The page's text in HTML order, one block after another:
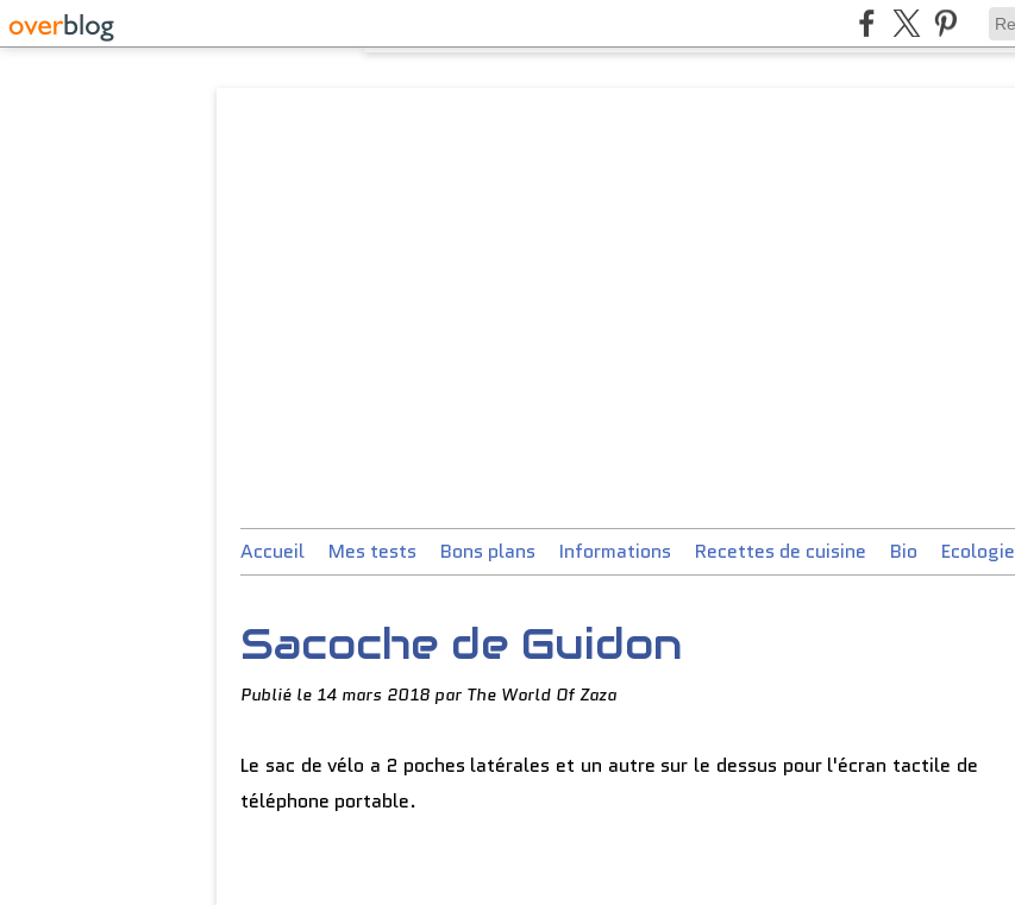
Accueil Mes tests Bons plans Informations Recettes de cuisine Bio Ecologie
Sacoche de Guidon
Publié le 14 mars 2018 par The World Of Zaza
Le sac de vélo a 2 poches latérales et un autre sur le dessus pour l'écran tactile de
téléphone portable.